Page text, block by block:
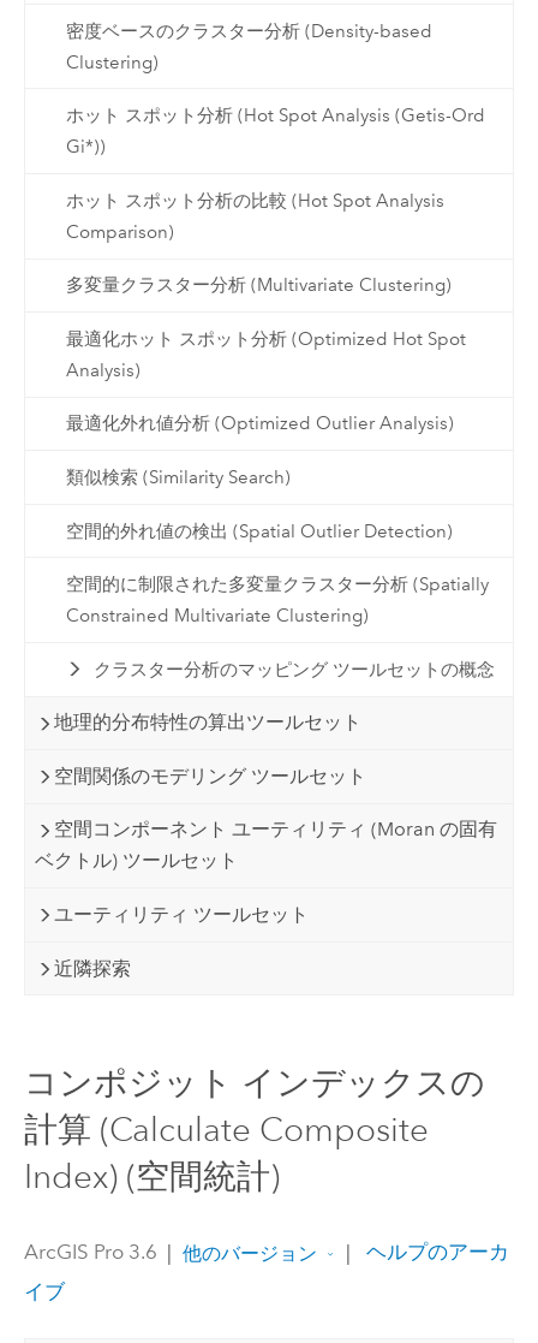
密度ベースのクラスター分析 (Density-based
Clustering)
ホット スポット分析 (Hot Spot Analysis (Getis-Ord
Gi*))
ホット スポット分析の比較 (Hot Spot Analysis
Comparison)
多変量クラスター分析 (Multivariate Clustering)
最適化ホット スポット分析 (Optimized Hot Spot
Analysis)
最適化外れ値分析 (Optimized Outlier Analysis)
類似検索 (Similarity Search)
空間的外れ値の検出 (Spatial Outlier Detection)
空間的に制限された多変量クラスター分析 (Spatially
Constrained Multivariate Clustering)
クラスター分析のマッピング ツールセットの概念
地理的分布特性の算出ツールセット
空間関係のモデリング ツールセット
空間コンポーネント ユーティリティ (Moran の固有
ベクトル) ツールセット
ユーティリティ ツールセット
近隣探索
コンポジット インデックスの
計算 (Calculate Composite
Index) (空間統計)
ArcGIS Pro 3.6 | 他のバージョン |
ヘルプのアーカ
イブ